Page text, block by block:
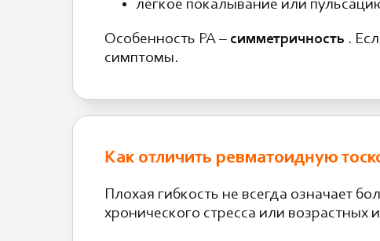
легкое покалывание или
Особенность РА – симметричность .
симптомы.
Как отличить ревматоидную
Плохая гибкость не всегда означает
хронического стресса или возрастных